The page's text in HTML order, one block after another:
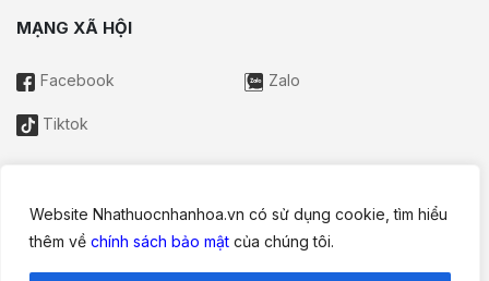
Website Nhathuocnhanhoa.vn có sử dụng cookie, tìm hiểu
thêm về chính sách bảo mật của chúng tôi.
MẠNG XÃ HỘI
Facebook Zalo
Tiktok
Thông tin trên website này chỉ mang tính chất nội bộ tham khảo;